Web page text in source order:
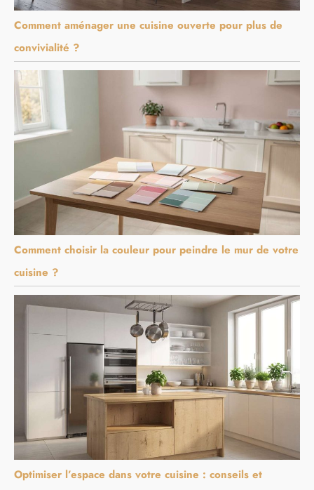
Comment aménager une cuisine ouverte pour plus de
convivialité ?
Comment choisir la couleur pour peindre le mur de votre
cuisine ?
Optimiser l’espace dans votre cuisine : conseils et